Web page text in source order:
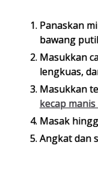
Panaskan
bawang
Masukkan
lengkuas,
Masukkan
kecap
Masak
Angkat dan